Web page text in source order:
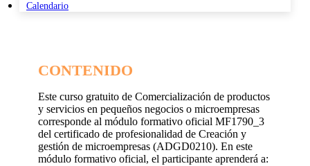
Calendario
CONTENIDO
Este curso gratuito de Comercialización de productos
y servicios en pequeños negocios o microempresas
corresponde al módulo formativo oficial MF1790_3
del certificado de profesionalidad de Creación y
gestión de microempresas (ADGD0210). En este
módulo formativo oficial, el participante aprenderá a: